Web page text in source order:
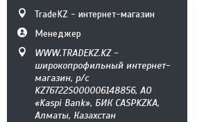
TradeKZ - интернет-магазин
Менеджер
WWW.TRADEKZ.KZ -
широкопрофильный интернет-
магазин, р/с
KZ76722S000006148856, АО
«Kaspi Bank», БИК CASPKZKA,
Алматы, Казахстан